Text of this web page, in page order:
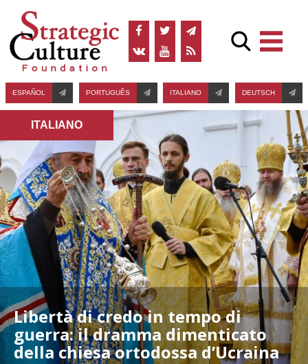
ESPAÑOL PORTUGUÊS ITALIANO DEUTSCH
ITALIANO
Libertà di credo in tempo di
guerra: il dramma dimenticato
della chiesa ortodossa d’Ucraina